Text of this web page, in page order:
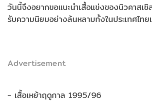
วันนี้จึงอยากขอแนะนำเสื้อแข่งของนิวคาสเซิ
รับความนิยมอย่างล้นหลามทั้งในประเทศไทย
Advertisement
- เสื้อเหย้าฤดูกาล 1995/96